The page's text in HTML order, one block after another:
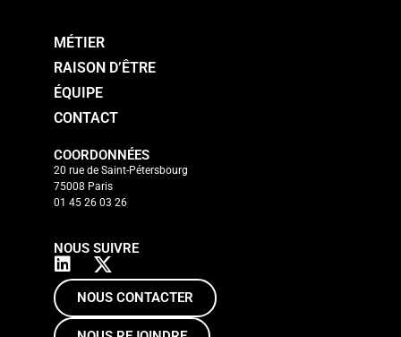
MÉTIER
RAISON D’ÊTRE
ÉQUIPE
CONTACT
COORDONNÉES
20 rue de Saint-Pétersbourg
75008 Paris
01 45 26 03 26
NOUS SUIVRE
NOUS CONTACTER